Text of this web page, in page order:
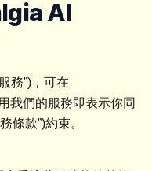
AI
務”)，可在
我們的服務即表示你同
條款”)約束。